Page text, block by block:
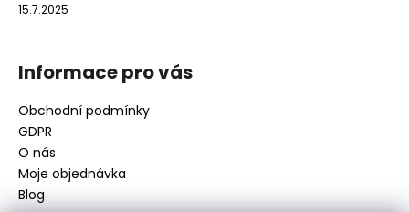
15.7.2025
Informace pro vás
Obchodní podmínky
GDPR
O nás
Moje objednávka
Blog